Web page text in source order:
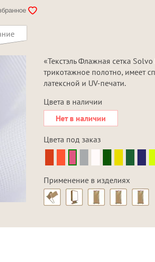
«Текстэль Флажная сетка
трикотажное полотно, имеет
латексной и UV-печати.
Цвета в наличии
Нет в наличии
Цвета под заказ
Применение в изделиях